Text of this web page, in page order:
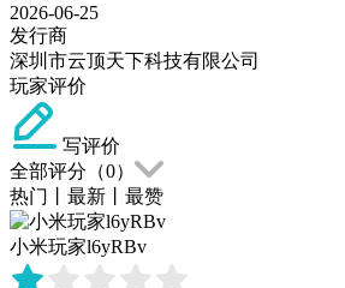
2026-06-25
发行商
深圳市云顶天下科技有限公司
玩家评价
写评价
全部评分（0）
热门
最新 最赞
小米玩家l6yRBv